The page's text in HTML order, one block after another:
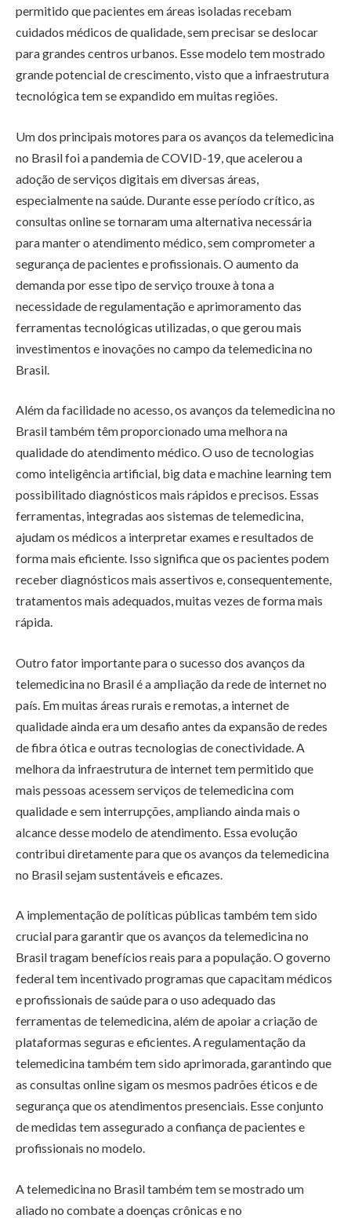
permitido que pacientes em áreas isoladas recebam
cuidados médicos de qualidade, sem precisar se deslocar
para grandes centros urbanos. Esse modelo tem mostrado
grande potencial de crescimento, visto que a infraestrutura
tecnológica tem se expandido em muitas regiões.
Um dos principais motores para os avanços da telemedicina
no Brasil foi a pandemia de COVID-19, que acelerou a
adoção de serviços digitais em diversas áreas,
especialmente na saúde. Durante esse período crítico, as
consultas online se tornaram uma alternativa necessária
para manter o atendimento médico, sem comprometer a
segurança de pacientes e profissionais. O aumento da
demanda por esse tipo de serviço trouxe à tona a
necessidade de regulamentação e aprimoramento das
ferramentas tecnológicas utilizadas, o que gerou mais
investimentos e inovações no campo da telemedicina no
Brasil.
Além da facilidade no acesso, os avanços da telemedicina no
Brasil também têm proporcionado uma melhora na
qualidade do atendimento médico. O uso de tecnologias
como inteligência artificial, big data e machine learning tem
possibilitado diagnósticos mais rápidos e precisos. Essas
ferramentas, integradas aos sistemas de telemedicina,
ajudam os médicos a interpretar exames e resultados de
forma mais eficiente. Isso significa que os pacientes podem
receber diagnósticos mais assertivos e, consequentemente,
tratamentos mais adequados, muitas vezes de forma mais
rápida.
Outro fator importante para o sucesso dos avanços da
telemedicina no Brasil é a ampliação da rede de internet no
país. Em muitas áreas rurais e remotas, a internet de
qualidade ainda era um desafio antes da expansão de redes
de fibra ótica e outras tecnologias de conectividade. A
melhora da infraestrutura de internet tem permitido que
mais pessoas acessem serviços de telemedicina com
qualidade e sem interrupções, ampliando ainda mais o
alcance desse modelo de atendimento. Essa evolução
contribui diretamente para que os avanços da telemedicina
no Brasil sejam sustentáveis e eficazes.
A implementação de políticas públicas também tem sido
crucial para garantir que os avanços da telemedicina no
Brasil tragam benefícios reais para a população. O governo
federal tem incentivado programas que capacitam médicos
e profissionais de saúde para o uso adequado das
ferramentas de telemedicina, além de apoiar a criação de
plataformas seguras e eficientes. A regulamentação da
telemedicina também tem sido aprimorada, garantindo que
as consultas online sigam os mesmos padrões éticos e de
segurança que os atendimentos presenciais. Esse conjunto
de medidas tem assegurado a confiança de pacientes e
profissionais no modelo.
A telemedicina no Brasil também tem se mostrado um
aliado no combate a doenças crônicas e no